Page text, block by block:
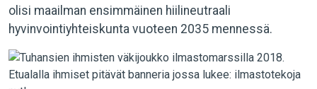
olisi maailman ensimmäinen hiilineutraali
hyvinvointiyhteiskunta vuoteen 2035 mennessä.